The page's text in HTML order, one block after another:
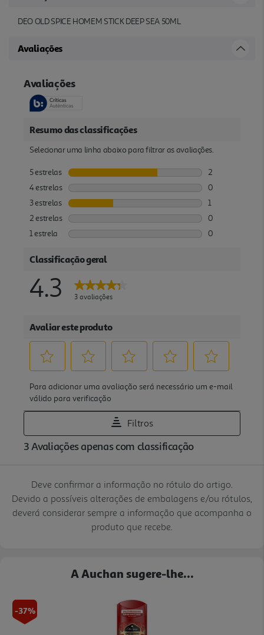
DEO OLD SPICE HOMEM STICK DEEP SEA 50ML
Avaliações
Deve confirmar a informação no rótulo do artigo.
Devido a possíveis alterações de embalagens e/ou rótulos,
deverá considerar sempre a informação que acompanha o
produto que recebe.
A Auchan sugere-lhe...
-37%